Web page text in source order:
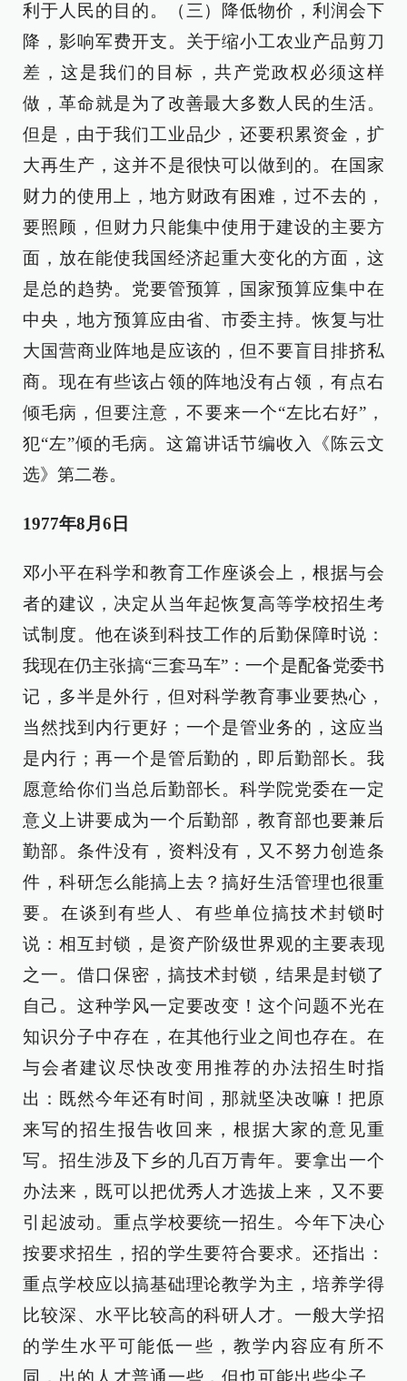
利于人民的目的。（三）降低物价，利润会下
降，影响军费开支。关于缩小工农业产品剪刀
差，这是我们的目标，共产党政权必须这样
做，革命就是为了改善最大多数人民的生活。
但是，由于我们工业品少，还要积累资金，扩
大再生产，这并不是很快可以做到的。在国家
财力的使用上，地方财政有困难，过不去的，
要照顾，但财力只能集中使用于建设的主要方
面，放在能使我国经济起重大变化的方面，这
是总的趋势。党要管预算，国家预算应集中在
中央，地方预算应由省、市委主持。恢复与壮
大国营商业阵地是应该的，但不要盲目排挤私
商。现在有些该占领的阵地没有占领，有点右
倾毛病，但要注意，不要来一个“左比右好”，
犯“左”倾的毛病。这篇讲话节编收入《陈云文
选》第二卷。
1977年8月6日
邓小平在科学和教育工作座谈会上，根据与会
者的建议，决定从当年起恢复高等学校招生考
试制度。他在谈到科技工作的后勤保障时说：
我现在仍主张搞“三套马车”：一个是配备党委书
记，多半是外行，但对科学教育事业要热心，
当然找到内行更好；一个是管业务的，这应当
是内行；再一个是管后勤的，即后勤部长。我
愿意给你们当总后勤部长。科学院党委在一定
意义上讲要成为一个后勤部，教育部也要兼后
勤部。条件没有，资料没有，又不努力创造条
件，科研怎么能搞上去？搞好生活管理也很重
要。在谈到有些人、有些单位搞技术封锁时
说：相互封锁，是资产阶级世界观的主要表现
之一。借口保密，搞技术封锁，结果是封锁了
自己。这种学风一定要改变！这个问题不光在
知识分子中存在，在其他行业之间也存在。在
与会者建议尽快改变用推荐的办法招生时指
出：既然今年还有时间，那就坚决改嘛！把原
来写的招生报告收回来，根据大家的意见重
写。招生涉及下乡的几百万青年。要拿出一个
办法来，既可以把优秀人才选拔上来，又不要
引起波动。重点学校要统一招生。今年下决心
按要求招生，招的学生要符合要求。还指出：
重点学校应以搞基础理论教学为主，培养学得
比较深、水平比较高的科研人才。一般大学招
的学生水平可能低一些，教学内容应有所不
同，出的人才普通一些，但也可能出些尖子。